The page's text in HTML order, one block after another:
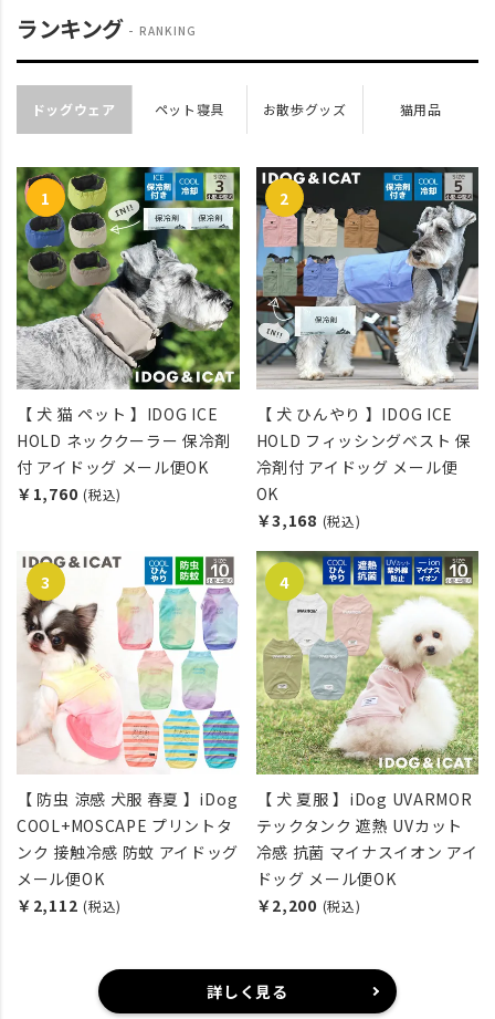
ランキング RANKING
ドッグウェア ペット寝具 お散歩グッズ 猫用品
【 犬 猫 ペット 】IDOG ICE
HOLD ネッククーラー 保冷剤
付 アイドッグ メール便OK
￥1,760 (税込)
【 犬 ひんやり 】IDOG ICE
HOLD フィッシングベスト 保
冷剤付 アイドッグ メール便
OK
￥3,168 (税込)
【 防虫 涼感 犬服 春夏 】iDog
COOL+MOSCAPE プリントタ
ンク 接触冷感 防蚊 アイドッグ
メール便OK
￥2,112 (税込)
【 犬 夏服 】iDog UVARMOR
テックタンク 遮熱 UVカット
冷感 抗菌 マイナスイオン アイ
ドッグ メール便OK
￥2,200 (税込)
詳しく見る